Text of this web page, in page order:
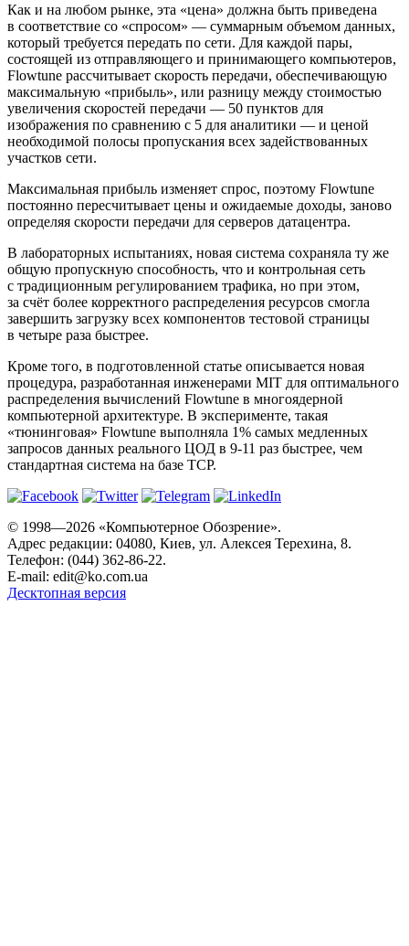
Как и на любом рынке, эта «цена» должна быть приведена
в соответствие со «спросом» — суммарным объемом данных,
который требуется передать по сети. Для каждой пары,
состоящей из отправляющего и принимающего компьютеров,
Flowtune рассчитывает скорость передачи, обеспечивающую
максимальную «прибыль», или разницу между стоимостью
увеличения скоростей передачи — 50 пунктов для
изображения по сравнению с 5 для аналитики — и ценой
необходимой полосы пропускания всех задействованных
участков сети.
Максимальная прибыль изменяет спрос, поэтому Flowtune
постоянно пересчитывает цены и ожидаемые доходы, заново
определяя скорости передачи для серверов датацентра.
В лабораторных испытаниях, новая система сохраняла ту же
общую пропускную способность, что и контрольная сеть
с традиционным регулированием трафика, но при этом,
за счёт более корректного распределения ресурсов смогла
завершить загрузку всех компонентов тестовой страницы
в четыре раза быстрее.
Кроме того, в подготовленной статье описывается новая
процедура, разработанная инженерами MIT для оптимального
распределения вычислений Flowtune в многоядерной
компьютерной архитектуре. В эксперименте, такая
«тюнинговая» Flowtune выполняла 1% самых медленных
запросов данных реального ЦОД в 9-11 раз быстрее, чем
стандартная система на базе TCP.
© 1998—2026 «Компьютерное Обозрение».
Адрес редакции: 04080, Киев, ул. Алексея Терехина, 8.
Телефон: (044) 362-86-22.
E-mail: edit@ko.com.ua
Десктопная версия